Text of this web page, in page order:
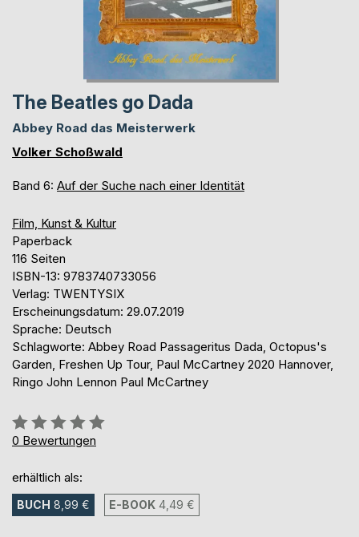
The Beatles go Dada
Abbey Road das Meisterwerk
Volker Schoßwald
Band 6: Auf der Suche nach einer Identität
Film, Kunst & Kultur
Paperback
116 Seiten
ISBN-13: 9783740733056
Verlag: TWENTYSIX
Erscheinungsdatum: 29.07.2019
Sprache: Deutsch
Schlagworte: Abbey Road Passageritus Dada, Octopus's
Garden, Freshen Up Tour, Paul McCartney 2020 Hannover,
Ringo John Lennon Paul McCartney
Bewertung::
0%
0 Bewertungen
erhältlich als:
BUCH 8,99 € E-BOOK 4,49 €